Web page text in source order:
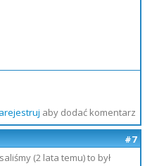
aby dodać komentarz
#7
(2 lata temu) to był